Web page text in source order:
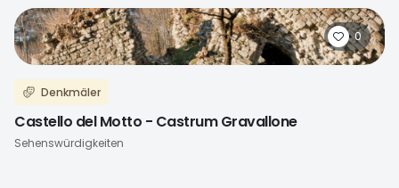
0
Denkmäler
Castello del Motto - Castrum Gravallone
Sehenswürdigkeiten